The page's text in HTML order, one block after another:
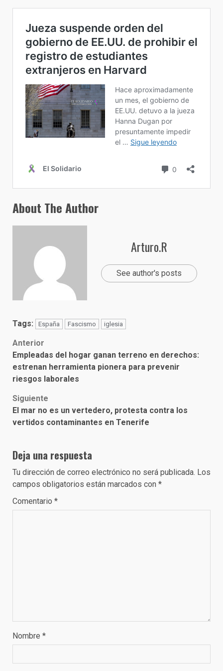
About The Author
Arturo.R
See author's posts
Tags: España Fascismo iglesia
Post
navigation
Anterior
Empleadas del hogar ganan terreno en derechos:
estrenan herramienta pionera para prevenir
riesgos laborales
Siguiente
El mar no es un vertedero, protesta contra los
vertidos contaminantes en Tenerife
Deja una respuesta
Tu dirección de correo electrónico no será publicada. Los
campos obligatorios están marcados con *
Comentario *
Nombre *